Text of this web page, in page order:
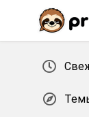
Перейти к